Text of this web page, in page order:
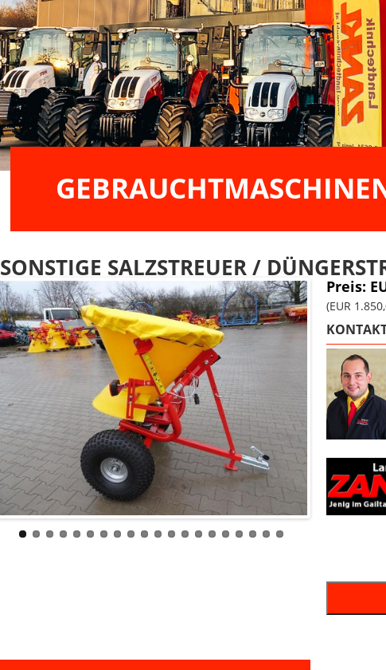
SONSTIGE SALZSTREUER /
Preis:
(EUR